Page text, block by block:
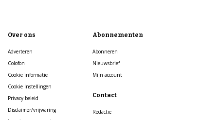
Over ons
Adverteren
Colofon
Cookie informatie
Cookie Instellingen
Privacy beleid
Disclaimer/vrijwaring
Abonnementen
Abonneren
Nieuwsbrief
Mijn account
Contact
Redactie